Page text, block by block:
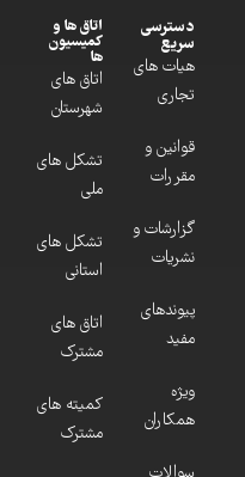
دسترسی
سریع
هیات های
تجاری
قوانین و
مقررات
گزارشات و
نشریات
پیوندهای
مفید
ویژه
همکاران
اتاق ها و
کمیسیون
ها
اتاق های
شهرستان
تشکل های
ملی
تشکل های
استانی
اتاق های
مشترک
کمیته های
مشترک